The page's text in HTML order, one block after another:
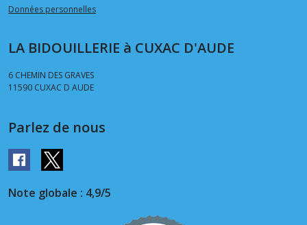
Données personnelles
LA BIDOUILLERIE à CUXAC D'AUDE
6 CHEMIN DES GRAVES
11590 CUXAC D AUDE
Parlez de nous
Note globale : 4,9/5